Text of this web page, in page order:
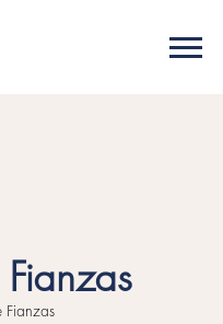
Fianzas